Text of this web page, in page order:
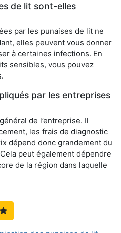
de lit sont-elles
par les punaises de lit ne
elles peuvent vous donner
à certaines infections. En
sensibles, vous pouvez
par les entreprises
de l’entreprise. Il
les frais de diagnostic
dépend donc grandement du
peut également dépendre
de la région dans laquelle